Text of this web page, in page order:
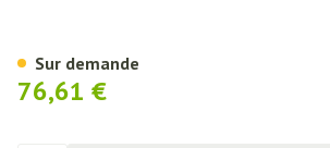
76,61 €
Sur demande